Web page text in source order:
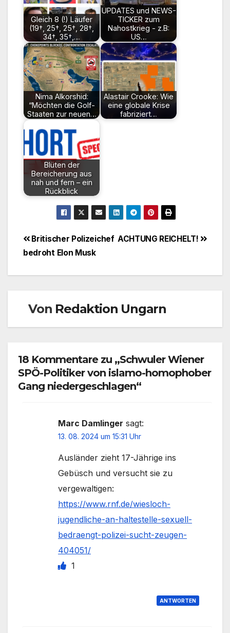
Gleich 8 (!) Läufer
(19†, 25†, 25†, 28†,
34†, 35†,…
UPDATES und NEWS-
TICKER zum
Nahostkrieg - z.B:
US…
Nima Alkorshid:
“Möchten die Golf-
Staaten zur neuen…
Alastair Crooke: Wie
eine globale Krise
fabriziert…
Blüten der
Bereicherung aus
nah und fern – ein
Rückblick
Beitragsnavigation
ACHTUNG REICHELT!
Britischer Polizeichef
bedroht Elon Musk
Von Redaktion Ungarn
18 Kommentare zu „Schwuler Wiener
SPÖ-Politiker von islamo-homophober
Gang niedergeschlagen“
Marc Damlinger sagt:
13. 08. 2024 um 15:31 Uhr
Ausländer zieht 17-Jährige ins
Gebüsch und versucht sie zu
vergewaltigen:
https://www.rnf.de/wiesloch-
jugendliche-an-haltestelle-sexuell-
bedraengt-polizei-sucht-zeugen-
404051/
1
ANTWORTEN